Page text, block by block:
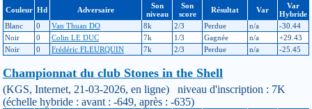
Couleur Hd Adversaire
Son
niveau
Son
score
Résultat Var
Var
Hybride
Blanc
0 Van Thuan DO 8k 2/3 Perdue n/a
-30.44
Noir
0 Colin LE DUC 7k 1/3 Gagnée n/a
+29.43
Noir
0 Frédéric FLEURQUIN 7k 2/3 Perdue n/a -25.45
Championnat du club Stones in the Shell
(KGS, Internet, 21-03-2026, en ligne) niveau d'inscription : 7K
(échelle hybride : avant : -649, après : -635)